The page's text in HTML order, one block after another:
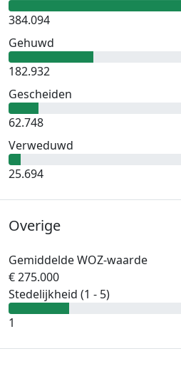
384.094
Gehuwd
182.932
Gescheiden
62.748
Verweduwd
25.694
Overige
Gemiddelde WOZ-waarde
€ 275.000
Stedelijkheid (1 - 5)
1